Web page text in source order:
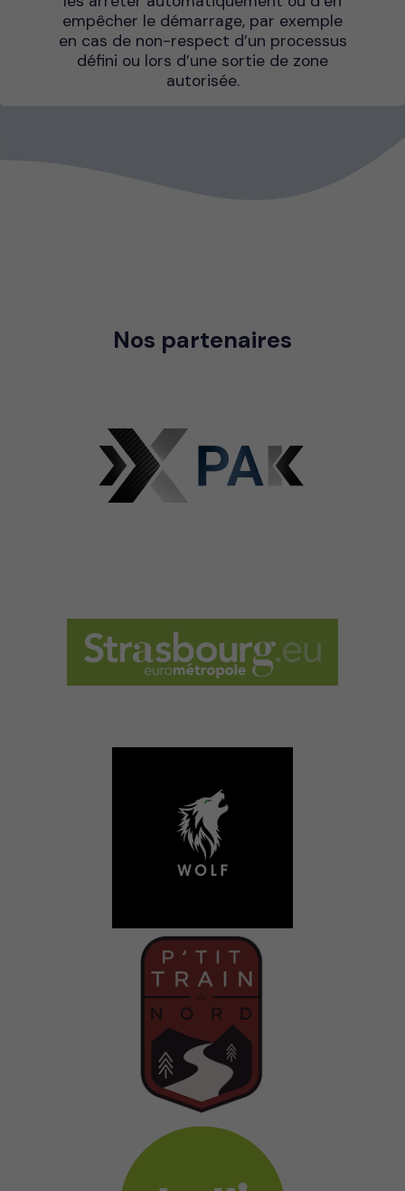
empêcher le démarrage, par exemple
en cas de non-respect d’un processus
défini ou lors d’une sortie de zone
autorisée.
Nos partenaires